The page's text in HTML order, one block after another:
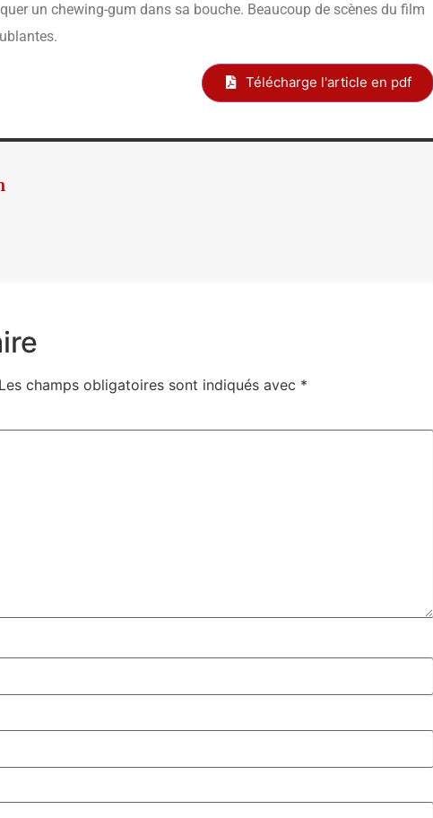
un chewing-gum dans sa bouche. Beaucoup de scènes du film
Télécharge l'article en pdf
Les champs obligatoires sont indiqués avec *